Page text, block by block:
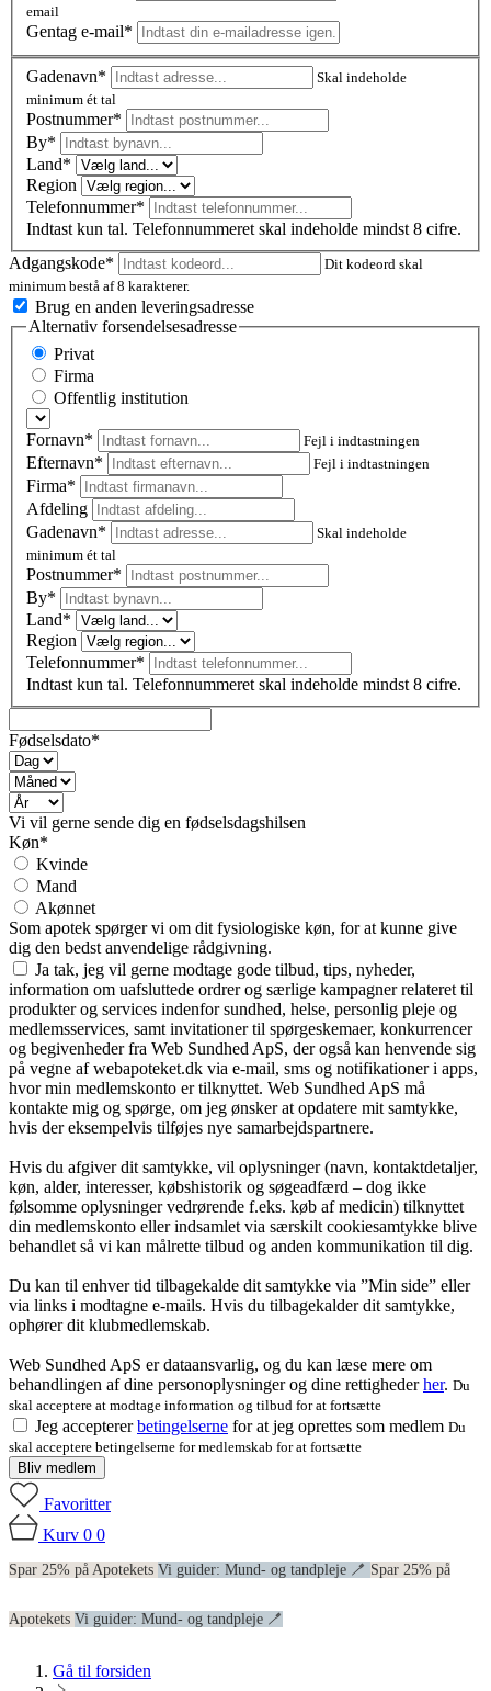
email
Gentag e-mail*
Gadenavn*
Skal indeholde
minimum ét tal
Postnummer*
By*
Land*
Region
Telefonnummer*
Indtast kun tal. Telefonnummeret skal indeholde mindst 8 cifre.
Adgangskode*
Dit kodeord skal
minimum bestå af 8 karakterer.
Brug en anden leveringsadresse
Alternativ forsendelsesadresse
Privat
Firma
Offentlig institution
Fornavn* Fejl i indtastningen
Efternavn* Fejl i indtastningen
Firma*
Afdeling
Gadenavn*
Skal indeholde
minimum ét tal
Postnummer*
By*
Land*
Region
Telefonnummer*
Indtast kun tal. Telefonnummeret skal indeholde mindst 8 cifre.
Fødselsdato*
Vi vil gerne sende dig en fødselsdagshilsen
Køn*
Kvinde
Mand
Akønnet
Som apotek spørger vi om dit fysiologiske køn, for at kunne give
dig den bedst anvendelige rådgivning.
Ja tak, jeg vil gerne modtage gode tilbud, tips, nyheder,
information om uafsluttede ordrer og særlige kampagner relateret til
produkter og services indenfor sundhed, helse, personlig pleje og
medlemsservices, samt invitationer til spørgeskemaer, konkurrencer
og begivenheder fra Web Sundhed ApS, der også kan henvende sig
på vegne af webapoteket.dk via e-mail, sms og notifikationer i apps,
hvor min medlemskonto er tilknyttet. Web Sundhed ApS må
kontakte mig og spørge, om jeg ønsker at opdatere mit samtykke,
hvis der eksempelvis tilføjes nye samarbejdspartnere.
Hvis du afgiver dit samtykke, vil oplysninger (navn, kontaktdetaljer,
køn, alder, interesser, købshistorik og søgeadfærd – dog ikke
følsomme oplysninger vedrørende f.eks. køb af medicin) tilknyttet
din medlemskonto eller indsamlet via særskilt cookiesamtykke blive
behandlet så vi kan målrette tilbud og anden kommunikation til dig.
Du kan til enhver tid tilbagekalde dit samtykke via ”Min side” eller
via links i modtagne e-mails. Hvis du tilbagekalder dit samtykke,
ophører dit klubmedlemskab.
Web Sundhed ApS er dataansvarlig, og du kan læse mere om
behandlingen af dine personoplysninger og dine rettighederher. Du
skal acceptere at modtage information og tilbud for at fortsætte
Jeg acceptererbetingelserne for at jeg oprettes som medlem Du
skal acceptere betingelserne for medlemskab for at fortsætte
Bliv medlem
Favoritter
Kurv 0 0
Spar 25% på Apotekets Vi guider: Mund- og tandpleje 🪥 Spar 25% på
Apotekets Vi guider: Mund- og tandpleje 🪥
Gå til forsiden